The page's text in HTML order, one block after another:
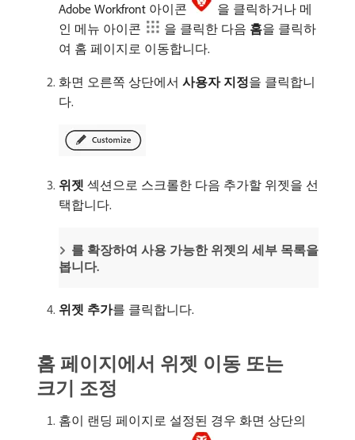
Adobe Workfront 아이콘
을 클릭하거나 메
인 메뉴 아이콘
을 클릭한 다음 홈​을 클릭하
여 홈 페이지로 이동합니다.
화면 오른쪽 상단에서 사용자 지정​을 클릭합니
다.
위젯 섹션으로 스크롤한 다음 추가할 위젯을 선
택합니다.
를 확장하여 사용 가능한 위젯의 세부 목록을
봅니다.
위젯 추가​를 클릭합니다.
홈 페이지에서 위젯 이동 또는
크기 조정
홈이 랜딩 페이지로 설정된 경우 화면 상단의